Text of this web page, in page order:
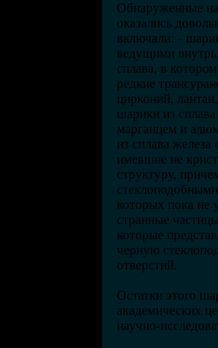
Обнаруженные
оказались
включали: -
ведущими
сплава, в
редкие
цирконий,
шарики из
марганцем и
из сплава
имевшие не
структуру,
которых пока не
странные
которые
черную
отверстий.
Остатки этого
академических
научно-